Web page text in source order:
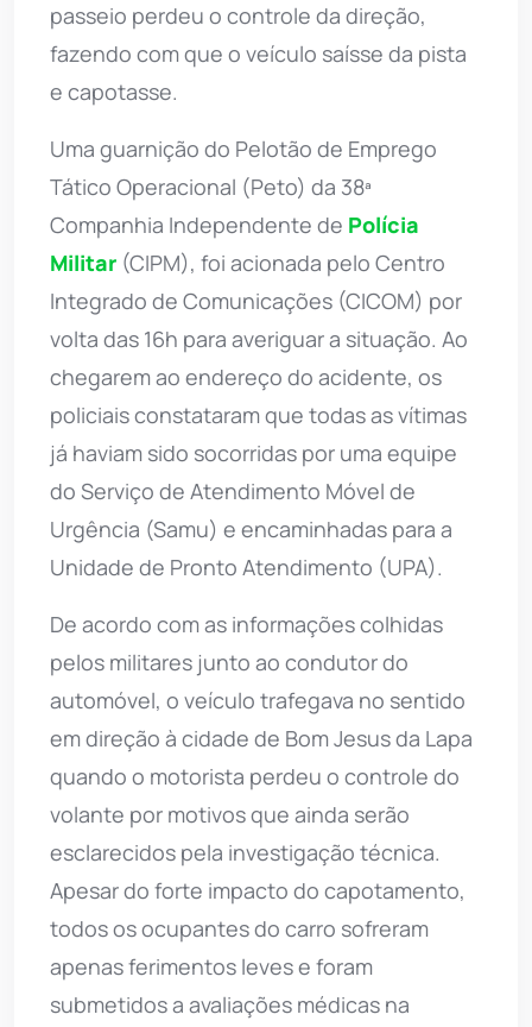
passeio perdeu o controle da direção,
fazendo com que o veículo saísse da pista
e capotasse.
Uma guarnição do Pelotão de Emprego
Tático Operacional (Peto) da 38ª
Companhia Independente de Polícia
Militar (CIPM), foi acionada pelo Centro
Integrado de Comunicações (CICOM) por
volta das 16h para averiguar a situação. Ao
chegarem ao endereço do acidente, os
policiais constataram que todas as vítimas
já haviam sido socorridas por uma equipe
do Serviço de Atendimento Móvel de
Urgência (Samu) e encaminhadas para a
Unidade de Pronto Atendimento (UPA).
De acordo com as informações colhidas
pelos militares junto ao condutor do
automóvel, o veículo trafegava no sentido
em direção à cidade de Bom Jesus da Lapa
quando o motorista perdeu o controle do
volante por motivos que ainda serão
esclarecidos pela investigação técnica.
Apesar do forte impacto do capotamento,
todos os ocupantes do carro sofreram
apenas ferimentos leves e foram
submetidos a avaliações médicas na